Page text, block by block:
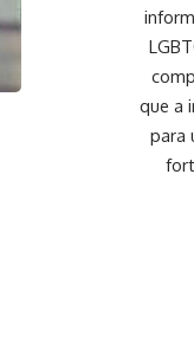
que a
para